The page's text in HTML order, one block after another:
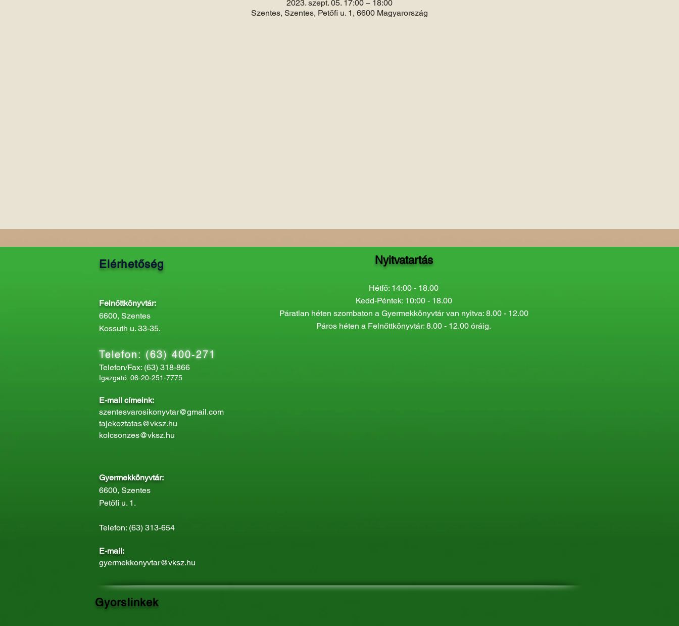
2023. szept. 05. 17:00 – 18:00
Szentes, Szentes, Petőfi u. 1, 6600 Magyarország
Elérhetőség
Felnőttkönyvtár:
6600, Szentes
Kossuth u. 33-35.
Telefon: (63) 400-271
Telefon/Fax: (63) 318-866
Igazgató: 06-20-251-7775
E-mail címeink:
szentesvarosikonyvtar@gmail.com
tajekoztatas@vksz.hu
kolcsonzes@vksz.hu
Gyermekkönyvtár:
6600, Szentes
Petőfi u. 1.
Telefon: (63) 313-654
E-mail:
gyermekkonyvtar@vksz.hu
Nyitvatartás
Hétfő: 14:00 - 18.00
Kedd-Péntek: 10:00 - 18.00
Páratlan héten szombaton a Gyermekkönyvtár van nyitva: 8.00 - 12.00
Páros héten a Felnőttkönyvtár: 8.00 - 12.00 óráig.
Gyorslinkek